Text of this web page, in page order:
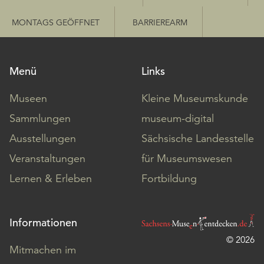
MONTAGS GEÖFFNET BARRIEREARM
Menü
Museen
Sammlungen
Ausstellungen
Veranstaltungen
Lernen & Erleben
Links
Kleine Museumskunde
museum-digital
Sächsische Landesstelle
für Museumswesen
Fortbildung
Informationen
Mitmachen im
© 2026